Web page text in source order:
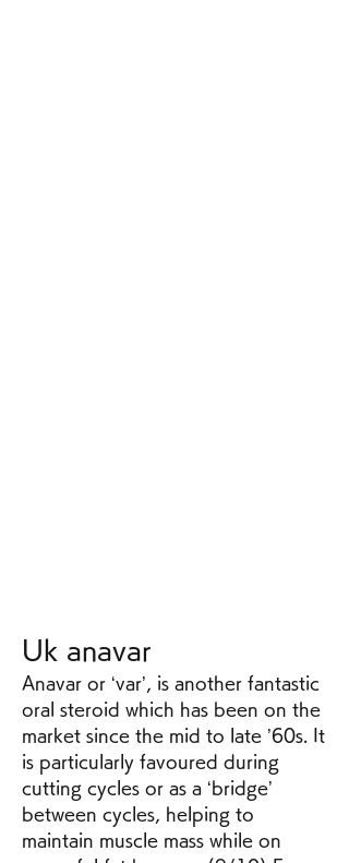
Uk anavar
Anavar or ‘var’, is another fantastic
oral steroid which has been on the
market since the mid to late ’60s. It
is particularly favoured during
cutting cycles or as a ‘bridge’
between cycles, helping to
maintain muscle mass while on